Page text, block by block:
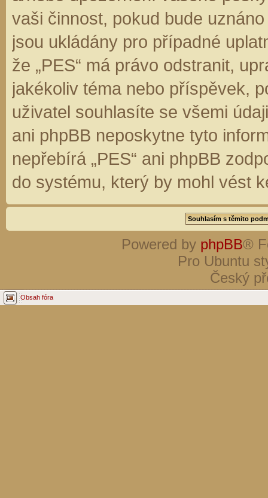
vaši činnost, pokud bude
jsou ukládány pro případné
že „PES“ má právo odstranit,
jakékoliv téma nebo příspěvek,
uživatel souhlasíte se všemi
ani phpBB neposkytne tyto
nepřebírá „PES“ ani phpBB
do systému, který by mohl vést
Powered by phpBB®
Pro Ubuntu
Český
Obsah fóra